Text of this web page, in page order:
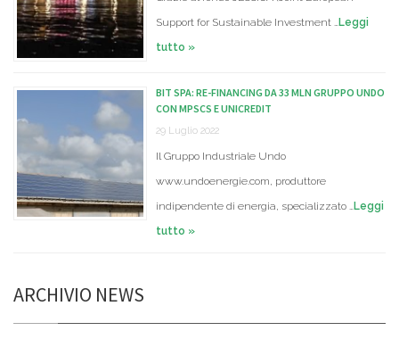
Support for Sustainable Investment … Leggi
tutto »
BIT SPA: RE-FINANCING DA 33 MLN GRUPPO UNDO
CON MPSCS E UNICREDIT
29 Luglio 2022
Il Gruppo Industriale Undo
www.undoenergie.com, produttore
indipendente di energia, specializzato … Leggi
tutto »
ARCHIVIO NEWS